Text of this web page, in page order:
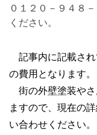
０１２０－９４８
ください。
記事内に記載され
の費用となります。
街の外壁塗装やさ
ますので、現在の
い合わせください。